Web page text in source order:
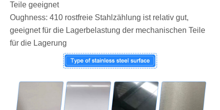
Teile geeignet
‌Oughness: 410 rostfreie Stahlzählung ist relativ gut,
geeignet für die Lagerbelastung der mechanischen Teile
für die Lagerung